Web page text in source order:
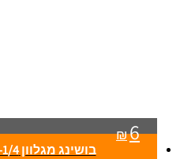
₪6
בושינג מגלוון 1-1/4- "1-1/2